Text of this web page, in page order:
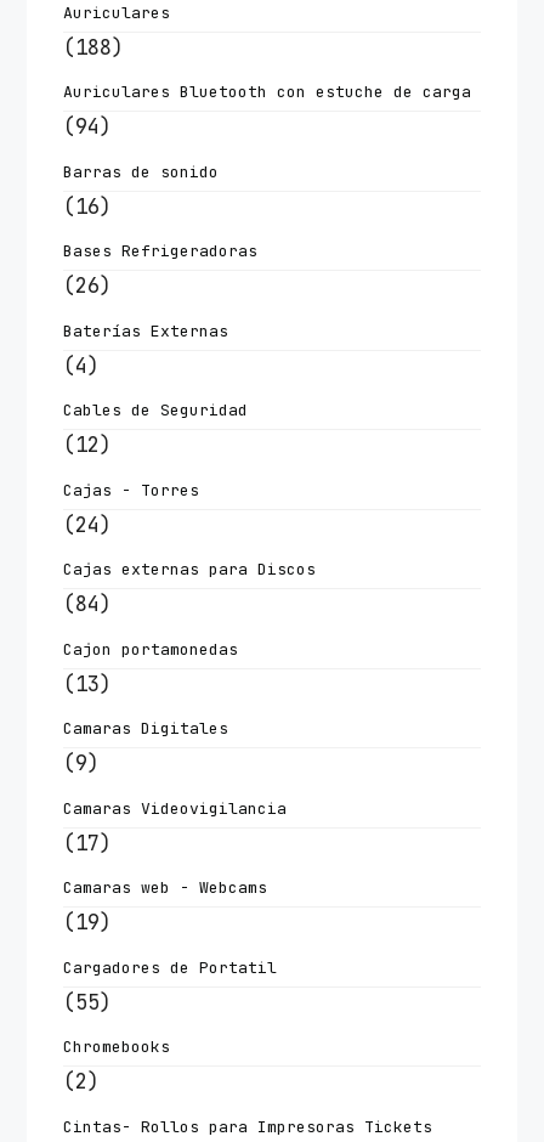
Auriculares
(188)
Auriculares Bluetooth con estuche de carga
(94)
Barras de sonido
(16)
Bases Refrigeradoras
(26)
Baterías Externas
(4)
Cables de Seguridad
(12)
Cajas - Torres
(24)
Cajas externas para Discos
(84)
Cajon portamonedas
(13)
Camaras Digitales
(9)
Camaras Videovigilancia
(17)
Camaras web - Webcams
(19)
Cargadores de Portatil
(55)
Chromebooks
(2)
Cintas- Rollos para Impresoras Tickets